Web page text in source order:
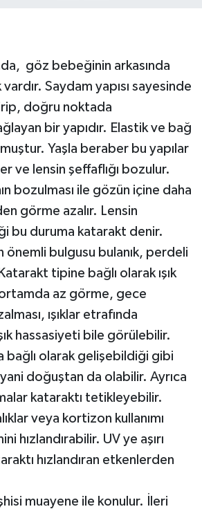
göz bebeğinin arkasında
Saydam yapısı sayesinde
doğru noktada
bir yapıdır. Elastik ve bağ
Yaşla beraber bu yapılar
ve lensin şeffaflığı bozulur.
bozulması ile gözün içine daha
görme azalır. Lensin
bu duruma katarakt denir.
bulgusu bulanık, perdeli
tipine bağlı olarak ışık
ortamda az görme, gece
ışıklar etrafında
hassasiyeti bile görülebilir.
olarak gelişebildiği gibi
doğuştan da olabilir. Ayrıca
kataraktı tetikleyebilir.
veya kortizon kullanımı
hızlandırabilir. UV ye aşırı
hızlandıran etkenlerden
muayene ile konulur. İleri